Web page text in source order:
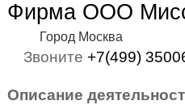
Фирма ООО
Город Москва
Звоните +7(499)
Описание